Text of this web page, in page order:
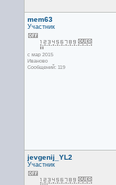
mem63
Участник
с мар 2015
Иваново
Сообщений: 119
jevgenij_YL2
Участник